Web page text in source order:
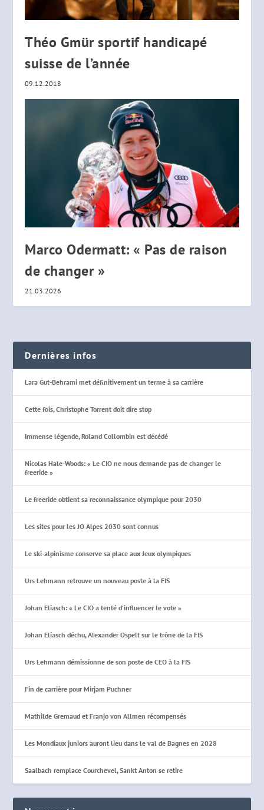
Théo Gmür sportif handicapé
suisse de l’année
09.12.2018
Marco Odermatt: « Pas de raison
de changer »
21.03.2026
Dernières infos
Lara Gut-Behrami met définitivement un terme à sa carrière
Cette fois, Christophe Torrent doit dire stop
Immense légende, Roland Collombin est décédé
Nicolas Hale-Woods: « Le CIO ne nous demande pas de changer le
freeride »
Le freeride obtient sa reconnaissance olympique pour 2030
Les sites pour les JO Alpes 2030 sont connus
Le ski-alpinisme conserve sa place aux Jeux olympiques
Urs Lehmann retrouve un nouveau poste à la FIS
Johan Eliasch: « Le CIO a tenté d’influencer le vote »
Johan Eliasch déchu, Alexander Ospelt sur le trône de la FIS
Urs Lehmann démissionne de son poste de CEO à la FIS
Fin de carrière pour Mirjam Puchner
Mathilde Gremaud et Franjo von Allmen récompensés
Les Mondiaux juniors auront lieu dans le val de Bagnes en 2028
Saalbach remplace Courchevel, Sankt Anton se retire